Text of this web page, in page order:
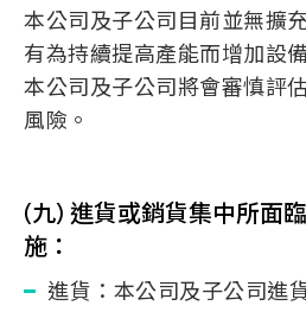
本公司及子公司目前並無擴
有為持續提高產能而增加設
本公司及子公司將會審慎評
風險。
(九) 進貨或銷貨集中所面
施：
進貨：本公司及子公司進